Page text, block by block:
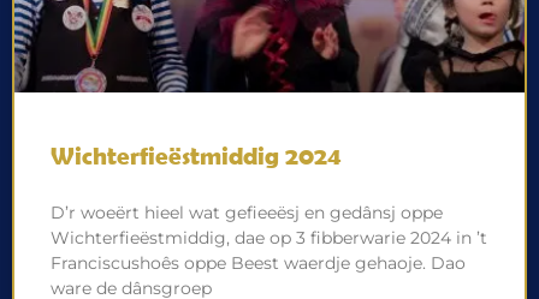
Wichterfieëstmiddig 2024
D’r woeërt hieel wat gefieeësj en gedânsj oppe
Wichterfieëstmiddig, dae op 3 fibberwarie 2024 in ’t
Franciscushoês oppe Beest waerdje gehaoje. Dao
ware de dânsgroep